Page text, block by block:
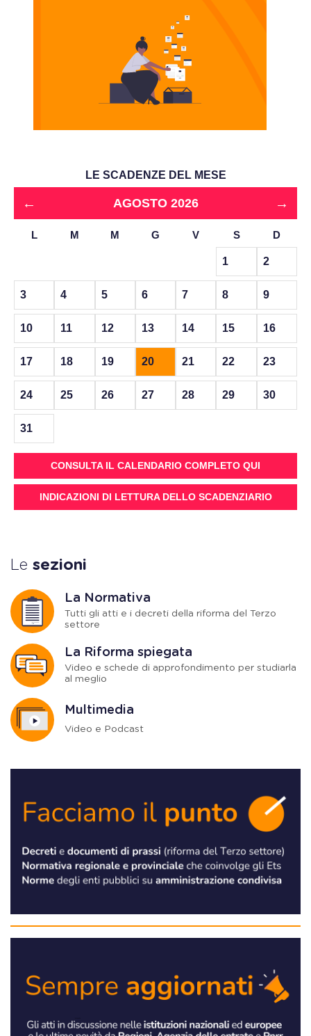
LE SCADENZE DEL MESE
← AGOSTO 2026 →
L M M G V S D
1 2
3 4 5 6 7 8 9
10 11 12 13 14 15 16
17 18 19 20 21 22 23
24 25 26 27 28 29 30
31
CONSULTA IL CALENDARIO COMPLETO QUI
INDICAZIONI DI LETTURA DELLO SCADENZIARIO
Le sezioni
La Normativa
Tutti gli atti e i decreti della riforma del Terzo
settore
La Riforma spiegata
Video e schede di approfondimento per studiarla
al meglio
Multimedia
Video e Podcast